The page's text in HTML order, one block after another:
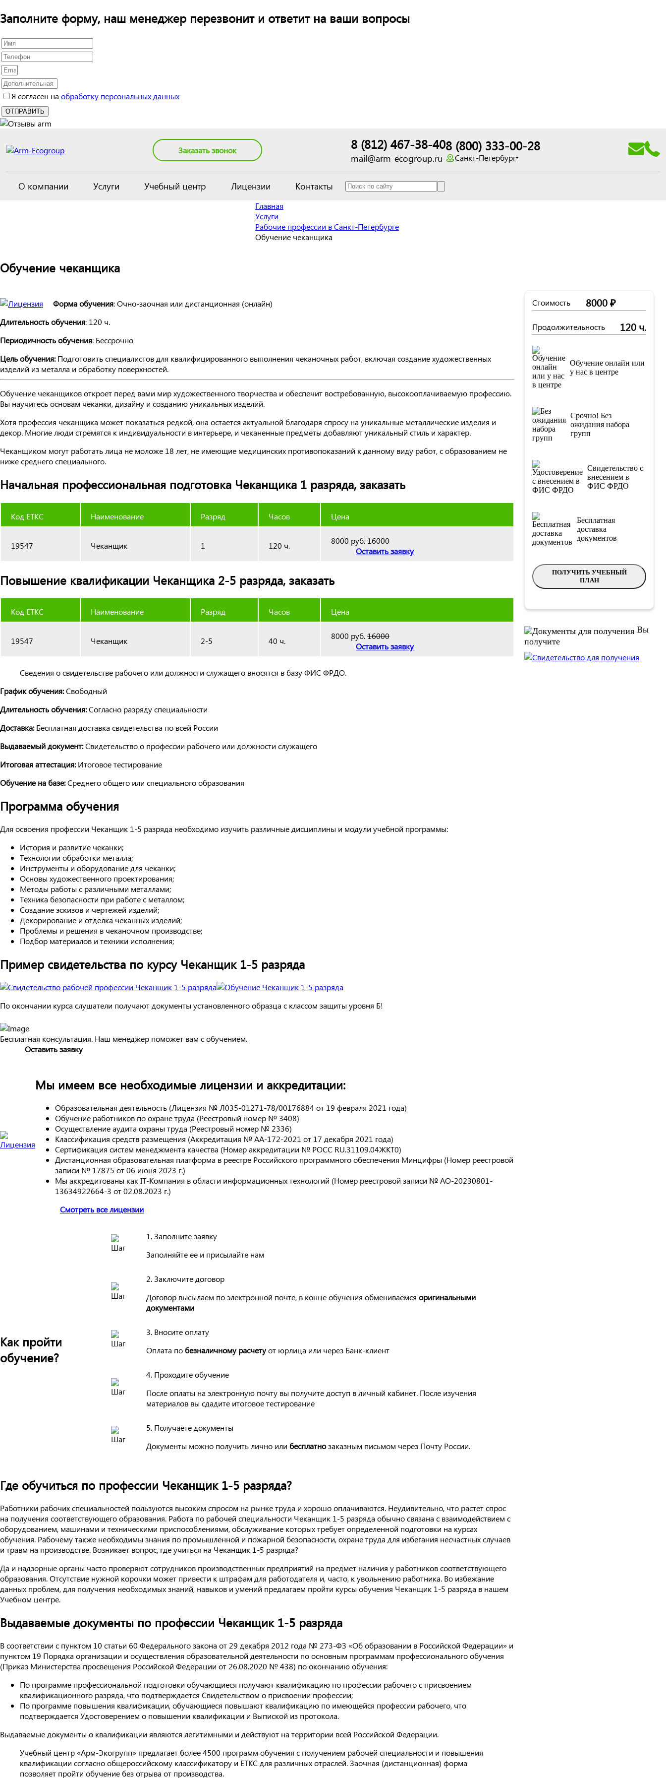
Заполните форму, наш менеджер перезвонит и ответит на ваши вопросы
Я согласен на обработку персональных данных
Заказать звонок 8 (812) 467-38-40
mail@arm-ecogroup.ru
8 (800) 333-00-28
Санкт-Петербург
О компании Услуги Учебный центр Лицензии Контакты
Главная
Услуги
Рабочие профессии в Санкт-Петербурге
Обучение чеканщика
Обучение чеканщика
Форма обучения: Очно-заочная или дистанционная (онлайн)
Длительность обучения: 120 ч.
Периодичность обучения: Бессрочно
Цель обучения:Подготовить специалистов для квалифицированного выполнения чеканочных работ, включая создание художественных
изделий из металла и обработку поверхностей.
Обучение чеканщиков откроет перед вами мир художественного творчества и обеспечит востребованную, высокооплачиваемую профессию.
Вы научитесь основам чеканки, дизайну и созданию уникальных изделий.
Хотя профессия чеканщика может показаться редкой, она остается актуальной благодаря спросу на уникальные металлические изделия и
декор. Многие люди стремятся к индивидуальности в интерьере, и чеканенные предметы добавляют уникальный стиль и характер.
Чеканщиком могут работать лица не моложе 18 лет, не имеющие медицинских противопоказаний к данному виду работ, с образованием не
ниже среднего специального.
Начальная профессиональная подготовка Чеканщика 1 разряда, заказать
Код ЕТКС Наименование Разряд Часов Цена
19547 Чеканщик 1 120 ч. 8000 руб.16000
Оставить заявку
Повышение квалификации Чеканщика 2-5 разряда, заказать
Код ЕТКС Наименование Разряд Часов Цена
19547 Чеканщик 2-5 40 ч. 8000 руб.16000
Оставить заявку
Сведения о свидетельстве рабочего или должности служащего вносятся в базу ФИС ФРДО.
График обучения:Свободный
Длительность обучения:Согласно разряду специальности
Доставка:Бесплатная доставка свидетельства по всей России
Выдаваемый документ:Свидетельство о профессии рабочего или должности служащего
Итоговая аттестация:Итоговое тестирование
Обучение на базе:Среднего общего или специального образования
Программа обучения
Для освоения профессии Чеканщик 1-5 разряда необходимо изучить различные дисциплины и модули учебной программы:
История и развитие чеканки;
Технологии обработки металла;
Инструменты и оборудование для чеканки;
Основы художественного проектирования;
Методы работы с различными металлами;
Техника безопасности при работе с металлом;
Создание эскизов и чертежей изделий;
Декорирование и отделка чеканных изделий;
Проблемы и решения в чеканочном производстве;
Подбор материалов и техники исполнения;
Пример свидетельства по курсу Чеканщик 1-5 разряда
По окончании курса слушатели получают документы установленного образца с классом защиты уровня Б!
Бесплатная консультация. Наш менеджер поможет вам с обучением.
Оставить заявку
Мы имеем все необходимые лицензии и аккредитации:
Образовательная деятельность (Лицензия № Л035-01271-78/00176884 от 19 февраля 2021 года)
Обучение работников по охране труда (Реестровый номер № 3408)
Осуществление аудита охраны труда (Реестровый номер № 2336)
Классификация средств размещения (Аккредитация № АА-172-2021 от 17 декабря 2021 года)
Сертификация систем менеджмента качества (Номер аккредитации № РОСС RU.31109.04ЖКТ0)
Дистанционная образовательная платформа в реестре Российского программного обеспечения Минцифры (Номер реестровой
записи № 17875 от 06 июня 2023 г.)
Мы аккредитованы как IT-Компания в области информационных технологий (Номер реестровой записи № АО-20230801-
13634922664-3 от 02.08.2023 г.)
Смотреть все лицензии
Как пройти
обучение?
1. Заполните заявку
Заполняйте ее и присылайте нам
2. Заключите договор
Договор высылаем по электронной почте, в конце обучения обмениваемсяоригинальными
документами
3. Вносите оплату
Оплата по безналичному расчетуот юрлица или через Банк-клиент
4. Проходите обучение
После оплаты на электронную почту вы получите доступ в личный кабинет. После изучения
материалов вы сдадите итоговое тестирование
5. Получаете документы
Документы можно получить лично или бесплатнозаказным письмом через Почту России.
Где обучиться по профессии Чеканщик 1-5 разряда?
Работники рабочих специальностей пользуются высоким спросом на рынке труда и хорошо оплачиваются. Неудивительно, что растет спрос
на получения соответствующего образования. Работа по рабочей специальности Чеканщик 1-5 разряда обычно связана с взаимодействием с
оборудованием, машинами и техническими приспособлениями, обслуживание которых требует определенной подготовки на курсах
обучения. Рабочему также необходимы знания по промышленной и пожарной безопасности, охране труда для избегания несчастных случаев
и травм на производстве. Возникает вопрос, где учиться на Чеканщик 1-5 разряда?
Да и надзорные органы часто проверяют сотрудников производственных предприятий на предмет наличия у работников соответствующего
образования. Отсутствие нужной корочки может привести к штрафам для работодателя и, часто, к увольнению работника. Во избежание
данных проблем, для получения необходимых знаний, навыков и умений предлагаем пройти курсы обучения Чеканщик 1-5 разряда в нашем
Учебном центре.
Выдаваемые документы по профессии Чеканщик 1-5 разряда
В соответствии с пунктом 10 статьи 60 Федерального закона от 29 декабря 2012 года № 273-ФЗ «Об образовании в Российской Федерации» и
пунктом 19 Порядка организации и осуществления образовательной деятельности по основным программам профессионального обучения
(Приказ Министерства просвещения Российской Федерации от 26.08.2020 № 438) по окончанию обучения:
По программе профессиональной подготовки обучающиеся получают квалификацию по профессии рабочего с присвоением
квалификационного разряда, что подтверждается Свидетельством о присвоении профессии;
По программе повышения квалификации, обучающиеся повышают квалификацию по имеющейся профессии рабочего, что
подтверждается Удостоверением о повышении квалификации и Выпиской из протокола.
Выдаваемые документы о квалификации являются легитимными и действуют на территории всей Российской Федерации.
Учебный центр «Арм-Экогрупп» предлагает более 4500 программ обучения с получением рабочей специальности и повышения
квалификации согласно общероссийскому классификатору и ЕТКС для различных отраслей. Заочная (дистанционная) форма
позволяет пройти обучение без отрыва от производства.
Стоимость 8000 ₽
Продолжительность 120 ч.
Обучение онлайн или
у нас в центре
Срочно! Без
ожидания набора
групп
Свидетельство с
внесением в
ФИС ФРДО
Бесплатная
доставка
документов
ПОЛУЧИТЬ УЧЕБНЫЙ
ПЛАН
Вы
получите